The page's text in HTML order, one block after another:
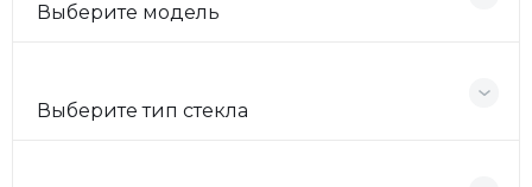
Выберите модель
Выберите тип стекла